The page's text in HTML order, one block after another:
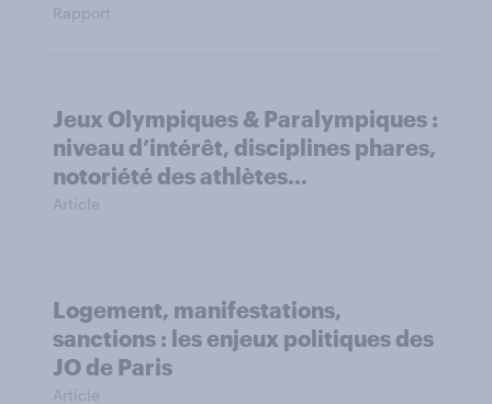
Rapport
Jeux Olympiques & Paralympiques :
niveau d’intérêt, disciplines phares,
notoriété des athlètes…
Article
Logement, manifestations,
sanctions : les enjeux politiques des
JO de Paris
Article